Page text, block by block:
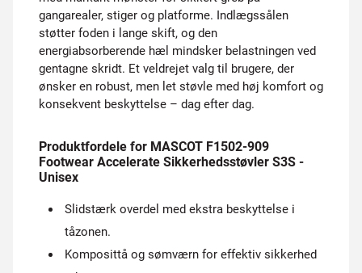
gangarealer, stiger og platforme. Indlægssålen
støtter foden i lange skift, og den
energiabsorberende hæl mindsker belastningen ved
gentagne skridt. Et veldrejet valg til brugere, der
ønsker en robust, men let støvle med høj komfort og
konsekvent beskyttelse – dag efter dag.
Produktfordele for MASCOT F1502-909
Footwear Accelerate Sikkerhedsstøvler S3S -
Unisex
Slidstærk overdel med ekstra beskyttelse i
tåzonen.
Komposittå og sømværn for effektiv sikkerhed